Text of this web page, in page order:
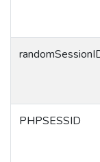
PHPSESSID